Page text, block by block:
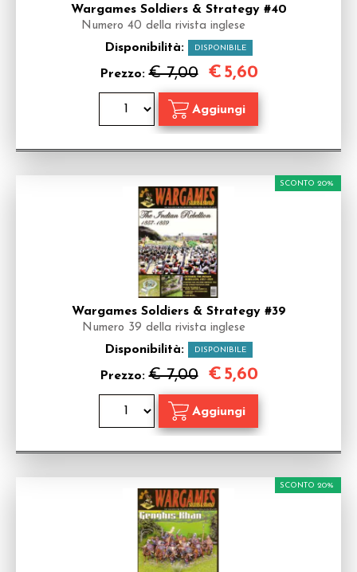
Wargames Soldiers & Strategy #40
Numero 40 della rivista inglese
Disponibilità: DISPONIBILE
Prezzo:€ 7,00 € 5,60
Wargames Soldiers & Strategy #39
Numero 39 della rivista inglese
Disponibilità: DISPONIBILE
Prezzo:€ 7,00
SCONTO 20%
€ 5,60
SCONTO 20%